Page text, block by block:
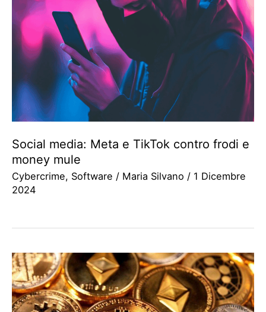
Social media: Meta e TikTok contro frodi e
money mule
Cybercrime, Software / Maria Silvano / 1 Dicembre
2024